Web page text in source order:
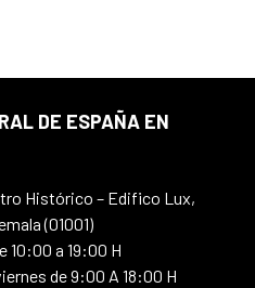
DE ESPAÑA EN
Histórico – Edifico Lux,
(01001)
10:00 a 19:00 H
de 9:00 A 18:00 H